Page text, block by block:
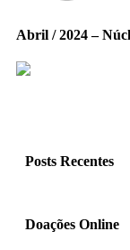
Abril / 2024 –
Posts Recentes
Doações Online